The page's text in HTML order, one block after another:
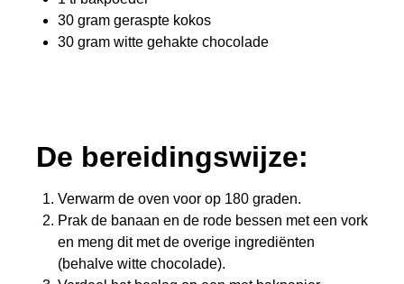
30 gram geraspte kokos
30 gram witte gehakte chocolade
De bereidingswijze:
Verwarm de oven voor op 180 graden.
Prak de banaan en de rode bessen met een vork
en meng dit met de overige ingrediënten
(behalve witte chocolade).